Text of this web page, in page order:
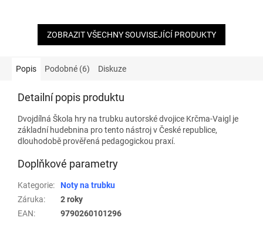
ZOBRAZIT VŠECHNY SOUVISEJÍCÍ PRODUKTY
Popis Podobné (6) Diskuze
Detailní popis produktu
Dvojdílná Škola hry na trubku autorské dvojice Krčma-Vaigl je
základní hudebnina pro tento nástroj v České republice,
dlouhodobě prověřená pedagogickou praxí.
Doplňkové parametry
Kategorie:
Noty na trubku
Záruka:
2 roky
EAN: 9790260101296